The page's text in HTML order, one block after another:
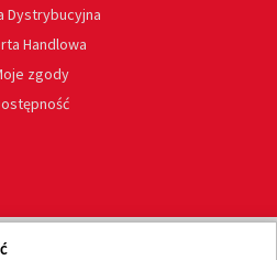
Dystrybucyjna
Handlowa
zgody